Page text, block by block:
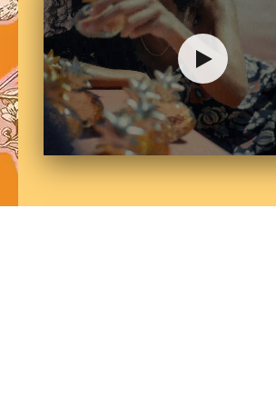
Suscríbe a nuestra newsletter
Al facilitar su dirección de correo electrónico y
electrónicos de Fragonard y confirma que ha leído
de baja en cualquier momento.